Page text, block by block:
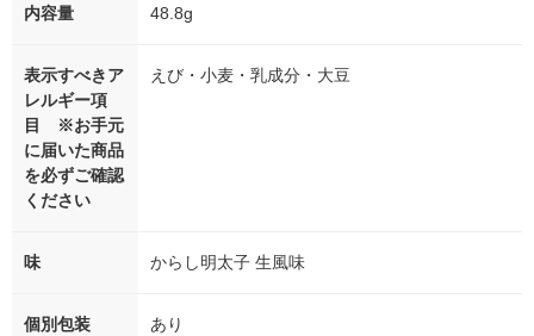
内容量 48.8g
表示すべきア
レルギー項
目 ※お手元
に届いた商品
を必ずご確認
ください
えび・小麦・乳成分・大豆
味 からし明太子 生風味
個別包装 あり